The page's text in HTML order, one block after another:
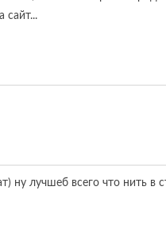
сайт...
ну лучшеб всего что нить